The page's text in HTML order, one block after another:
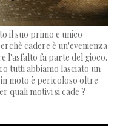
il suo primo e unico
cadere è un'evenienza
l'asfalto fa parte del gioco.
tutti abbiamo lasciato un
moto è pericoloso oltre
quali motivi si cade ?